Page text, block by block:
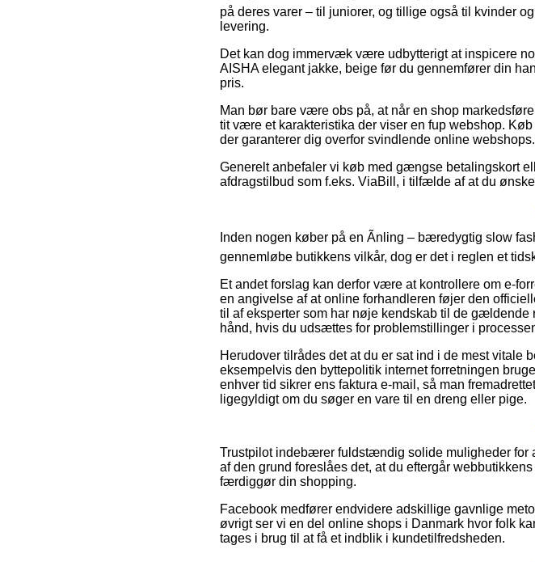
på deres varer – til juniorer, og tillige også til kvinder
levering.
Det kan dog immervæk være udbytterigt at inspicere
AISHA elegant jakke, beige før du gennemfører din
pris.
Man bør bare være obs på, at når en shop
tit være et karakteristika der viser en fup webshop.
der garanterer dig overfor svindlende online webshops.
Generelt anbefaler vi køb med gængse betalingskort
afdragstilbud som f.eks. ViaBill, i tilfælde af at du
Inden nogen køber på en Ãnling – bæredygtig slow
gennemløbe butikkens vilkår, dog er det i reglen et
Et andet forslag kan derfor være at kontrollere om e-
en angivelse af at online forhandleren føjer den
til af eksperter som har nøje kendskab til de
hånd, hvis du udsættes for problemstillinger i
Herudover tilrådes det at du er sat ind i de mest vitale
eksempelvis den byttepolitik internet forretningen
enhver tid sikrer ens faktura e-mail, så man
ligegyldigt om du søger en vare til en dreng eller pige.
Trustpilot indebærer fuldstændig solide muligheder
af den grund foreslåes det, at du eftergår
færdiggør din shopping.
Facebook medfører endvidere adskillige gavnlige
øvrigt ser vi en del online shops i Danmark hvor folk
tages i brug til at få et indblik i kundetilfredsheden.